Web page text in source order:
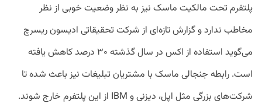
پلتفرم تحت مالکیت ماسک نیز به نظر وضعیت خوبی از نظر
مخاطب ندارد و گزارش تازه‌ای از شرکت تحقیقاتی ادیسون ریسرچ
می‌گوید استفاده از اکس در سال گذشته ۳۰ درصد کاهش یافته
است. رابطه جنجالی ماسک با مشتریان تبلیغات نیز باعث شده تا
شرکت‌های بزرگی مثل اپل، دیزنی و IBM از این پلتفرم خارج شوند.